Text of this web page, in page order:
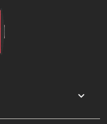
